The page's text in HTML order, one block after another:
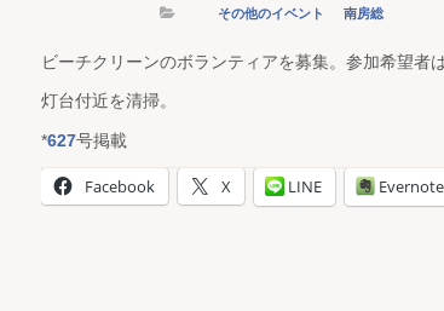
その他のイベント 南房総
ビーチクリーンのボランティアを募集。参加希望者
灯台付近を清掃。
*627号掲載
Facebook X LINE Evernote